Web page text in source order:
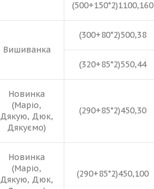
(500+150*2)1100,160
Вишиванка
(300+80*2)500,38
(320+85*2)550,44
Новинка
(Маріо,
Дякую, Дюк,
Дякуємо)
(290+85*2)450,30
Новинка
(Маріо,
Дякую, Дюк,
(290+85*2)450,100